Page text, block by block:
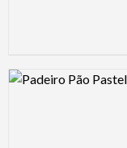
Logo Preview Image